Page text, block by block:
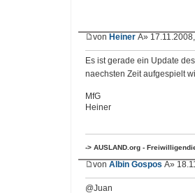
von Heiner Â»
Es ist gerade ein Update
naechsten Zeit aufgespielt
MfG
Heiner
-> AUSLAND.org -
von Albin Gospos Â»
@Juan